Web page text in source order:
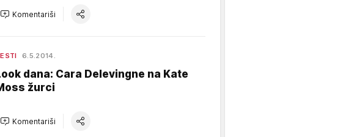
Komentariši
6.5.2014.
dana: Cara Delevingne na Kate
žurci
Komentariši